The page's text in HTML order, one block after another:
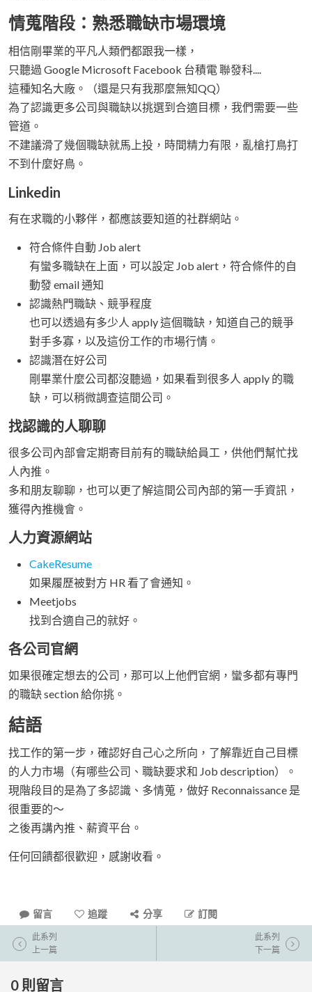
情蒐階段：熟悉職缺市場環境
相信剛畢業的平凡人類們都跟我一樣，
只聽過 Google Microsoft Facebook 台積電 聯發科....
這種知名大廠。（還是只有我那麼無知QQ）
為了認識更多公司與職缺以挑選到合適目標，我們需要一些
管道。
不建議滑了幾個職缺就馬上投，時間精力有限，亂槍打鳥打
不到什麼好鳥。
Linkedin
有在求職的小夥伴，都應該要知道的社群網站。
符合條件自動 Job alert
有蠻多職缺在上面，可以設定 Job alert，符合條件的自
動發 email 通知
認識熱門職缺、競爭程度
也可以透過有多少人 apply 這個職缺，知道自己的競爭
對手多寡，以及這份工作的市場行情。
認識潛在好公司
剛畢業什麼公司都沒聽過，如果看到很多人 apply 的職
缺，可以稍微調查這間公司。
找認識的人聊聊
很多公司內部會定期寄目前有的職缺給員工，供他們幫忙找
人內推。
多和朋友聊聊，也可以更了解這間公司內部的第一手資訊，
獲得內推機會。
人力資源網站
CakeResume
如果履歷被對方 HR 看了會通知。
Meetjobs
找到合適自己的就好。
各公司官網
如果很確定想去的公司，那可以上他們官網，蠻多都有專門
的職缺 section 給你挑。
結語
找工作的第一步，確認好自己心之所向，了解靠近自己目標
的人力市場（有哪些公司、職缺要求和 Job description）。
現階段目的是為了多認識、多情蒐，做好 Reconnaissance 是
很重要的～
之後再講內推、薪資平台。
任何回饋都很歡迎，感謝收看。
留言 追蹤 分享 訂閱
此系列
上一篇
此系列
下一篇
0 則留言